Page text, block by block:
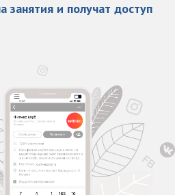
занятия и получат доступ